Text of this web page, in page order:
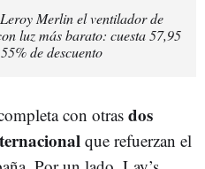
Merlin el ventilador de
luz más barato: cuesta 57,95
de descuento
con otrasdos
que refuerzan el